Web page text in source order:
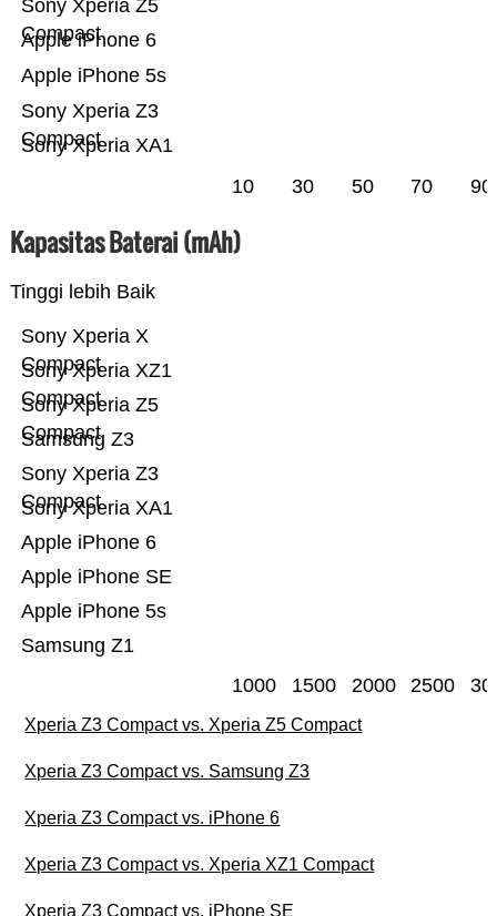
Sony Xperia XA1
Sony Xperia Z3
Compact
Apple iPhone 5s
Apple iPhone 6
Sony Xperia Z5
Compact
10 30 50 70 90
Kapasitas Baterai (mAh)
Tinggi lebih Baik
Samsung Z1
Apple iPhone 5s
Apple iPhone SE
Apple iPhone 6
Sony Xperia XA1
Sony Xperia Z3
Compact
Samsung Z3
Sony Xperia Z5
Compact
Sony Xperia XZ1
Compact
Sony Xperia X
Compact
1000 1500 2000 2500
Xperia Z3 Compact vs. Xperia Z5 Compact
Xperia Z3 Compact vs. Samsung Z3
Xperia Z3 Compact vs. iPhone 6
Xperia Z3 Compact vs. Xperia XZ1 Compact
Xperia Z3 Compact vs. iPhone SE